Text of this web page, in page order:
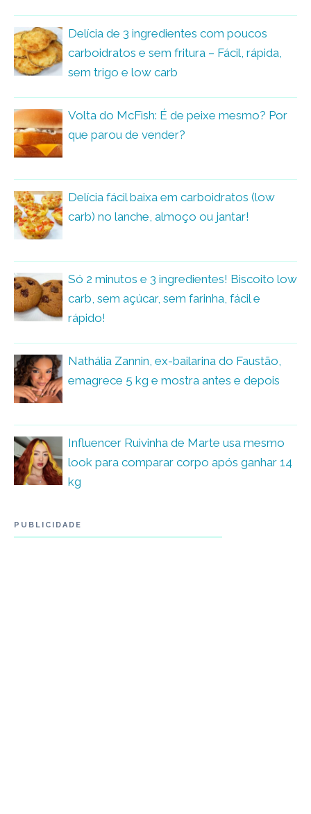
Delícia de 3 ingredientes com poucos
carboidratos e sem fritura – Fácil, rápida,
sem trigo e low carb
Volta do McFish: É de peixe mesmo? Por
que parou de vender?
Delícia fácil baixa em carboidratos (low
carb) no lanche, almoço ou jantar!
Só 2 minutos e 3 ingredientes! Biscoito low
carb, sem açúcar, sem farinha, fácil e
rápido!
Nathália Zannin, ex-bailarina do Faustão,
emagrece 5 kg e mostra antes e depois
Influencer Ruivinha de Marte usa mesmo
look para comparar corpo após ganhar 14
kg
PUBLICIDADE